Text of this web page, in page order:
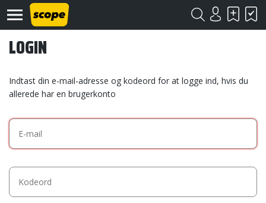
Kontakt
©
LOGIN
Indtast din e-mail-adresse og kodeord for at logge ind, hvis du
allerede har en brugerkonto